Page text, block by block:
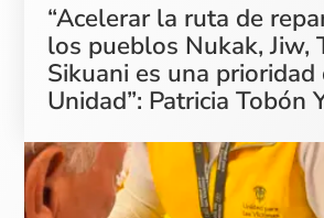
“Acelerar la ruta de
los pueblos Nukak, Jiw,
Sikuani es una prioridad
Unidad”: Patricia Tobón